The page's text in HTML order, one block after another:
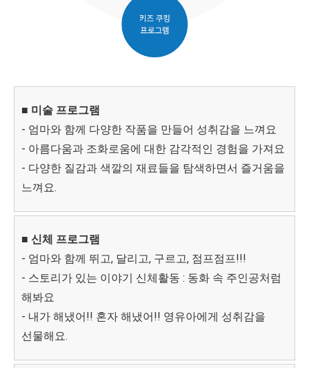
■ 미술 프로그램
- 엄마와 함께 다양한 작품을 만들어 성취감을 느껴요
- 아름다움과 조화로움에 대한 감각적인 경험을 가져요
- 다양한 질감과 색깔의 재료들을 탐색하면서 즐거움을
느껴요.
■ 신체 프로그램
- 엄마와 함께 뛰고, 달리고, 구르고, 점프점프!!!
- 스토리가 있는 이야기 신체활동 : 동화 속 주인공처럼
해봐요
- 내가 해냈어!! 혼자 해냈어!! 영유아에게 성취감을
선물해요.